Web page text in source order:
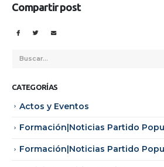
Compartir post
CATEGORÍAS
Actos y Eventos
Formación|Noticias Partido
Formación|Noticias Partido